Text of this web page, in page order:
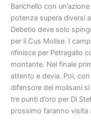
Barichello con
potenza supera diversi
Debetio deve solo
per il Cus Molise. I
rifinisce per Petragallo
montante. Nel finale
attento e devia. Poi,
difensore dei molisani si
tre punti d’oro per Di
prossimo faranno visita